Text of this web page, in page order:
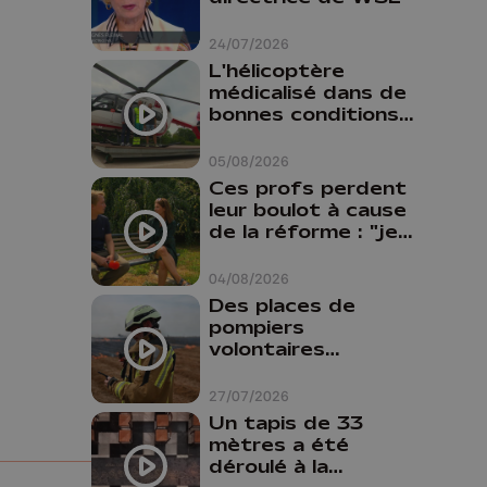
24/07/2026
05/08/2026
L'hélicoptère
médicalisé dans de
bonnes conditions à
04/08/2026
Ces profs perdent
leur boulot à cause
de la réforme : "je
comme prof que
comme
pharmacienne"
27/07/2026
Des places de
pompiers
volontaires
province de Liège :
"Un citoyen qui
n'est formé ne
peut pas nous
aider"
Un tapis de 33
mètres a été
déroulé à la